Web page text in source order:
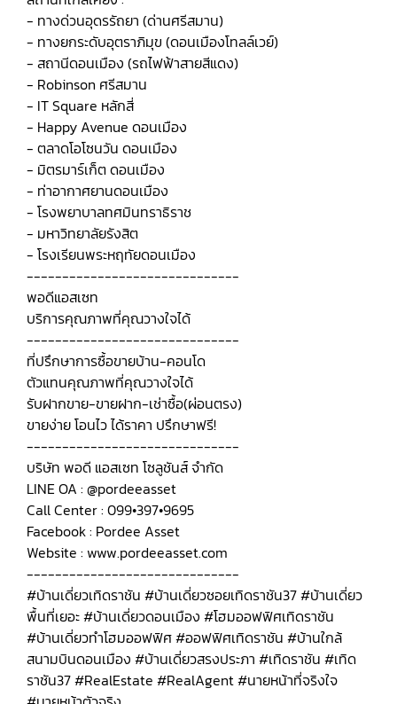
- ทางด่วนอุดรรัถยา (ด่านศรีสมาน)
- ทางยกระดับอุตราภิมุข (ดอนเมืองโทลล์เวย์)
- สถานีดอนเมือง (รถไฟฟ้าสายสีแดง)
- Robinson ศรีสมาน
- IT Square หลักสี่
- Happy Avenue ดอนเมือง
- ตลาดโอโซนวัน ดอนเมือง
- มิตรมาร์เก็ต ดอนเมือง
- ท่าอากาศยานดอนเมือง
- โรงพยาบาลทศมินทราธิราช
- มหาวิทยาลัยรังสิต
- โรงเรียนพระหฤทัยดอนเมือง
------------------------------
พอดีแอสเซท
บริการคุณภาพที่คุณวางใจได้
------------------------------
ที่ปรึกษาการซื้อขายบ้าน-คอนโด
ตัวแทนคุณภาพที่คุณวางใจได้
รับฝากขาย-ขายฝาก-เช่าซื้อ(ผ่อนตรง)
ขายง่าย โอนไว ได้ราคา ปรึกษาฟรี!
------------------------------
บริษัท พอดี แอสเซท โซลูชันส์ จำกัด
LINE OA : @pordeeasset
Call Center : 099•397•9695
Facebook : Pordee Asset
Website : www.pordeeasset.com
------------------------------
#บ้านเดี่ยวเทิดราชัน #บ้านเดี่ยวซอยเทิดราชัน37 #บ้านเดี่ยว
พื้นที่เยอะ #บ้านเดี่ยวดอนเมือง #โฮมออฟฟิศเทิดราชัน
#บ้านเดี่ยวทำโฮมออฟฟิศ #ออฟฟิศเทิดราชัน #บ้านใกล้
สนามบินดอนเมือง #บ้านเดี่ยวสรงประภา #เทิดราชัน #เทิด
ราชัน37 #RealEstate #RealAgent #นายหน้าที่จริงใจ